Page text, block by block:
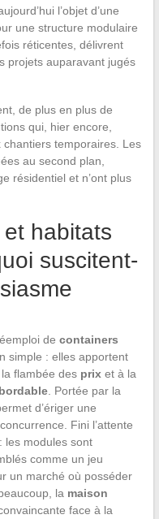
l’objet d’une
une structure modulaire
réticentes, délivrent
projets auparavant jugés
de plus en plus de
qui, hier encore,
chantiers temporaires. Les
au second plan,
résidentiel et n’ont plus
habitats
suscitent-
de containers
simple : elles apportent
flambée des prixet à la
. Portée par la
d’ériger une
Fini l’attente
les modules sont
comme un jeu
un marché où posséder
la maison
face à la